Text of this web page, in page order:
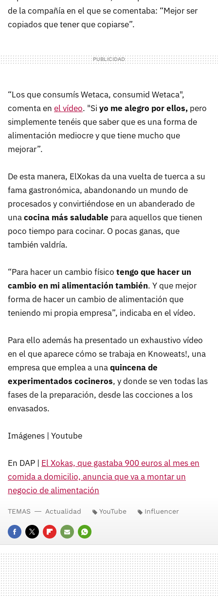
de la compañía en el que se comentaba: “Mejor ser
copiados que tener que copiarse”.
“Los que consumís Wetaca, consumid Wetaca",
comenta en el vídeo. "Si yo me alegro por ellos, pero
simplemente tenéis que saber que es una forma de
alimentación mediocre y que tiene mucho que
mejorar”.
De esta manera, ElXokas da una vuelta de tuerca a su
fama gastronómica, abandonando un mundo de
procesados y convirtiéndose en un abanderado de
unacocina más saludable para aquellos que tienen
poco tiempo para cocinar. O pocas ganas, que
también valdría.
“Para hacer un cambio físico tengo que hacer un
cambio en mi alimentación también. Y que mejor
forma de hacer un cambio de alimentación que
teniendo mi propia empresa”, indicaba en el vídeo.
Para ello además ha presentado un exhaustivo vídeo
en el que aparece cómo se trabaja en Knoweats!, una
empresa que emplea a unaquincena de
experimentados cocineros, y donde se ven todas las
fases de la preparación, desde las cocciones a los
envasados.
Imágenes | Youtube
En DAP | El Xokas, que gastaba 900 euros al mes en
comida a domicilio, anuncia que va a montar un
negocio de alimentación
FACEBOOK
TWITTERFLIPBOARD
E-
MAIL
WHATSAPP
TEMAS Actualidad YouTube Influencer